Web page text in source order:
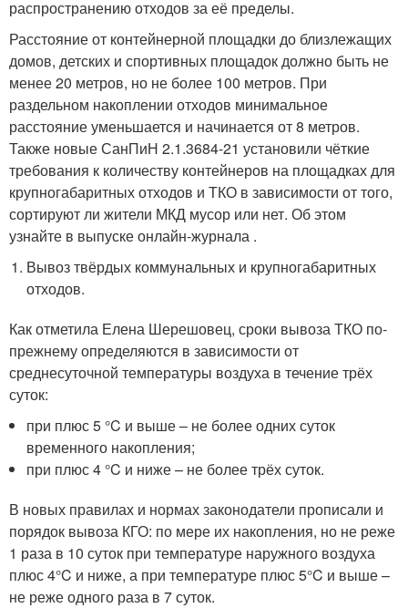
распространению отходов за её пределы.
Расстояние от контейнерной площадки до близлежащих
домов, детских и спортивных площадок должно быть не
менее 20 метров, но не более 100 метров. При
раздельном накоплении отходов минимальное
расстояние уменьшается и начинается от 8 метров.
Также новые СанПиН 2.1.3684-21 установили чёткие
требования к количеству контейнеров на площадках для
крупногабаритных отходов и ТКО в зависимости от того,
сортируют ли жители МКД мусор или нет. Об этом
узнайте в выпуске онлайн-журнала .
Вывоз твёрдых коммунальных и крупногабаритных
отходов.
Как отметила Елена Шерешовец, сроки вывоза ТКО по-
прежнему определяются в зависимости от
среднесуточной температуры воздуха в течение трёх
суток:
при плюс 5 °C и выше – не более одних суток
временного накопления;
при плюс 4 °C и ниже – не более трёх суток.
В новых правилах и нормах законодатели прописали и
порядок вывоза КГО: по мере их накопления, но не реже
1 раза в 10 суток при температуре наружного воздуха
плюс 4°C и ниже, а при температуре плюс 5°C и выше –
не реже одного раза в 7 суток.